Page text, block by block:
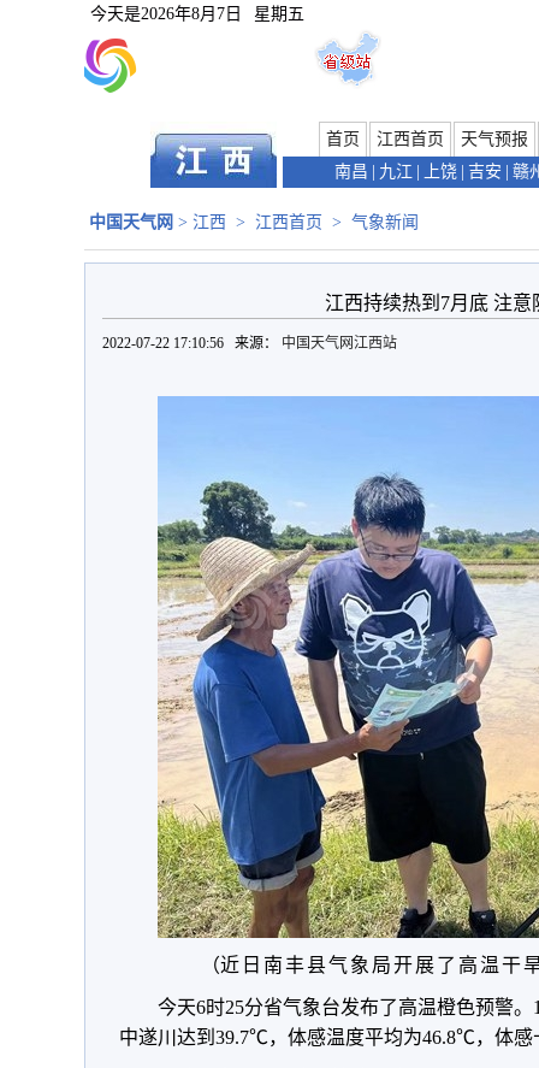
今天是2026年8月7日 星期五
首页 江西首页
天气预报
南昌
九江 上饶 吉安 赣
中国天气网 > 江西 > 江西首页 > 气象新闻
江西持续热到7月底 注
2022-07-22 17:10:56 来源： 中国天气网江西站
（近日 南丰县气象局开展了 高温干
今天6时25分省气象台发布了高温橙色预警
中遂川达到39.7℃，体感温度平均为46.8℃，体感